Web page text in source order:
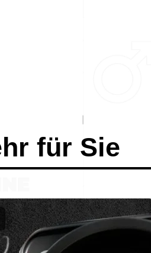
für Sie